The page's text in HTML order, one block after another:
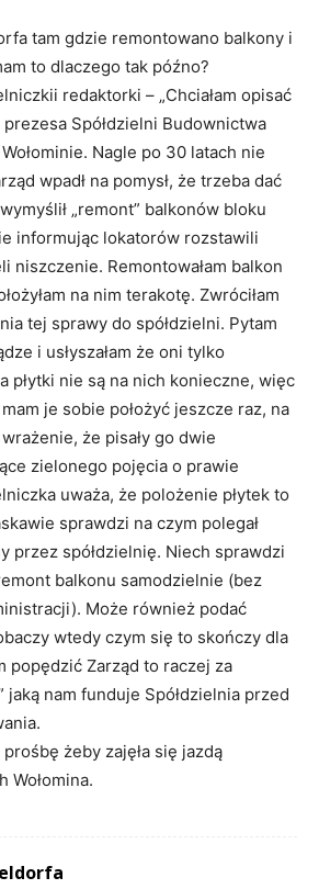
tam gdzie remontowano balkony i
to dlaczego tak późno?
redaktorki – „Chciałam opisać
Spółdzielni Budownictwa
Nagle po 30 latach nie
wpadł na pomysł, że trzeba dać
„remont” balkonów bloku
informując lokatorów rozstawili
niszczenie. Remontowałam balkon
na nim terakotę. Zwróciłam
tej sprawy do spółdzielni. Pytam
i usłyszałam że oni tylko
płytki nie są na nich konieczne, więc
je sobie położyć jeszcze raz, na
że pisały go dwie
zielonego pojęcia o prawie
uważa, że polożenie płytek to
sprawdzi na czym polegał
przez spółdzielnię. Niech sprawdzi
balkonu samodzielnie (bez
Może również podać
wtedy czym się to skończy dla
popędzić Zarząd to raczej za
jaką nam funduje Spółdzielnia przed
żeby zajęła się jazdą
Wołomina.